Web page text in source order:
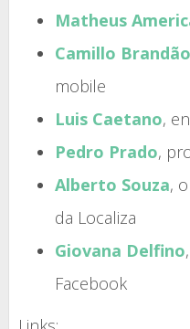
Matheus
Camillo Brandão
mobile
Luis Caetano,
Pedro Prado,
Alberto Souza,
da Localiza
Giovana Delfino
Facebook